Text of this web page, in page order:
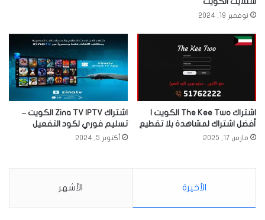
نوفمبر 19, 2024
اشتراك The Kee Two الكويت |
أفضل اشتراك لمشاهدة بلا تقطيع
مارس 17, 2025
اشتراك Zina TV IPTV الكويت –
تسليم فوري لكود التفعيل
أكتوبر 5, 2024
الأخيرة الأشهر